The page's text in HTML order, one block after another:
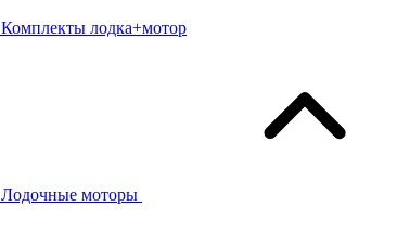
Комплекты лодка+мотор
Лодочные моторы